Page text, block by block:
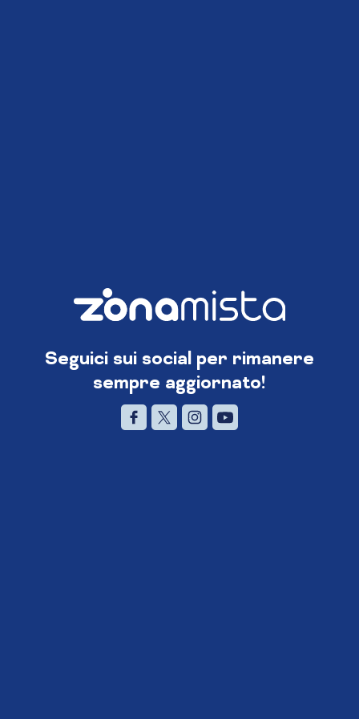
Seguici sui social per rimanere
sempre aggiornato!